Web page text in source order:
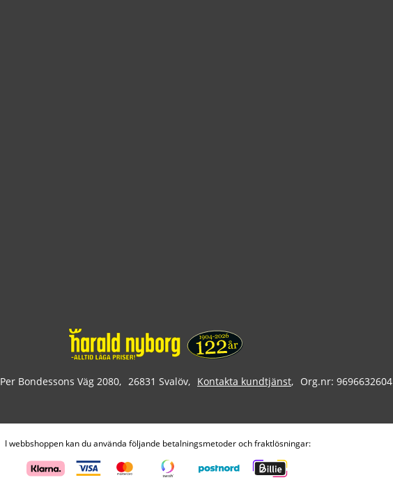
Per Bondessons Väg 2080 26831 Svalöv Kontakta kundtjänst Org.nr: 9696632604
I webbshoppen kan du använda följande betalningsmetoder och fraktlösningar: